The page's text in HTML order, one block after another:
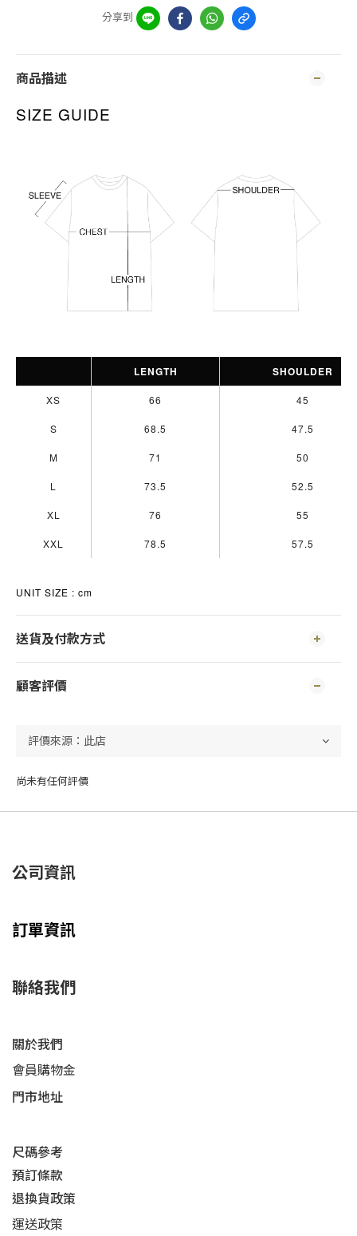
分享到
商品描述
SIZE GUIDE
LENGTH SHOULDER
XS 66 45
S 68.5 47.5
M 71 50
L 73.5 52.5
XL 76 55
XXL 78.5 57.5
UNIT SIZE : cm
送貨及付款方式
顧客評價
尚未有任何評價
公司資訊
訂單資訊
聯絡我們
關於我們
會員購物金
門市地址
尺碼參考
預訂條款
退換貨政策​
運送政策​